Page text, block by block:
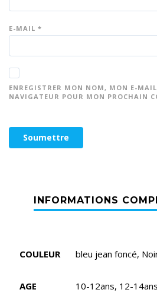
E-MAIL *
ENREGISTRER MON NOM, MON E-
NAVIGATEUR POUR MON PROCHAIN
COULEUR bleu jean foncé,
AGE 10-12ans, 12-